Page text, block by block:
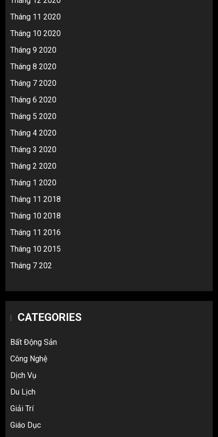
Tháng 11 2020
Tháng 10 2020
Tháng 9 2020
Tháng 8 2020
Tháng 7 2020
Tháng 6 2020
Tháng 5 2020
Tháng 4 2020
Tháng 3 2020
Tháng 2 2020
Tháng 1 2020
Tháng 11 2018
Tháng 10 2018
Tháng 11 2016
Tháng 10 2015
Tháng 7 202
CATEGORIES
Bất Động Sản
Công Nghệ
Dịch Vụ
Du Lịch
Giải Trí
Giáo Dục